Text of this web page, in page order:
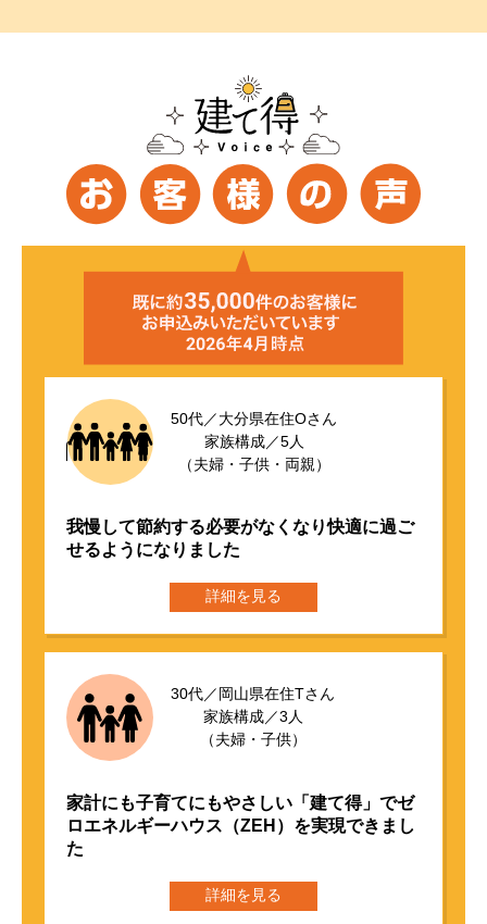
50代／大分県在住Oさん
家族構成／5人
（夫婦・子供・両親）
我慢して節約する必要がなくなり快適に過ご
せるようになりました
詳細を見る
30代／岡山県在住Tさん
家族構成／3人
（夫婦・子供）
家計にも子育てにもやさしい「建て得」でゼ
ロエネルギーハウス（ZEH）を実現できまし
た
詳細を見る